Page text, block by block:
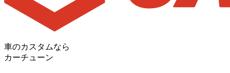
車のカスタムなら
カーチューン